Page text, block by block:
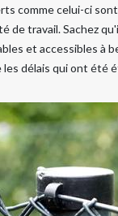
comme celui-ci
de travail. Sachez
et accessibles à
les délais qui ont été